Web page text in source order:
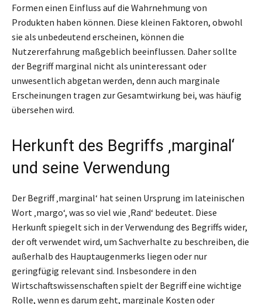
Formen einen Einfluss auf die Wahrnehmung von
Produkten haben können. Diese kleinen Faktoren, obwohl
sie als unbedeutend erscheinen, können die
Nutzererfahrung maßgeblich beeinflussen. Daher sollte
der Begriff marginal nicht als uninteressant oder
unwesentlich abgetan werden, denn auch marginale
Erscheinungen tragen zur Gesamtwirkung bei, was häufig
übersehen wird.
Herkunft des Begriffs ‚marginal‘
und seine Verwendung
Der Begriff ‚marginal‘ hat seinen Ursprung im lateinischen
Wort ‚margo‘, was so viel wie ‚Rand‘ bedeutet. Diese
Herkunft spiegelt sich in der Verwendung des Begriffs wider,
der oft verwendet wird, um Sachverhalte zu beschreiben, die
außerhalb des Hauptaugenmerks liegen oder nur
geringfügig relevant sind. Insbesondere in den
Wirtschaftswissenschaften spielt der Begriff eine wichtige
Rolle, wenn es darum geht, marginale Kosten oder